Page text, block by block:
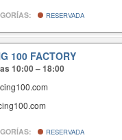
RESERVADA
100 FACTORY
10:00 – 18:00
RESERVADA